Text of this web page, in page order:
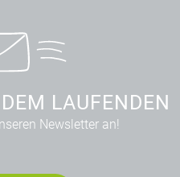
LAUFENDEN
Newsletter an!